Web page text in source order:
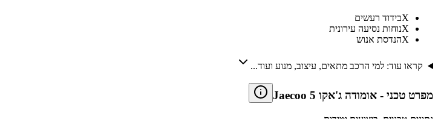
Xבידוד רעשים
Xנוחות נסיעה עירונית
Xהנדסת אנוש
קראו עוד: למי הרכב מתאים, עיצוב, מנוע ועוד...
מפרט טכני - אומודה ג'אקו Jaecoo 5